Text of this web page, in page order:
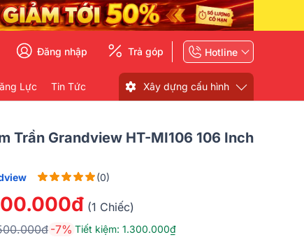
Đăng nhập Trả góp Hotline
Lực Tin Tức Xây dựng cấu hình
Trần Grandview HT-MI106 106 Inch
(0)
(1 Chiếc)
-7% Tiết kiệm: 1.300.000₫